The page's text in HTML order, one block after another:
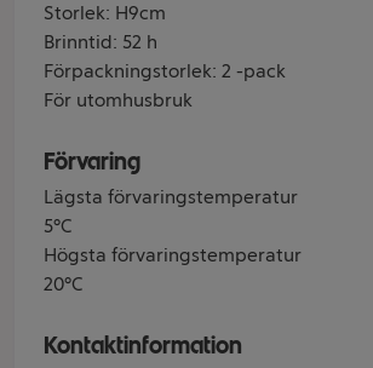
Storlek: H9cm
Brinntid: 52 h
Förpackningstorlek: 2 -pack
För utomhusbruk
Förvaring
Lägsta förvaringstemperatur
5°C
Högsta förvaringstemperatur
20°C
Kontaktinformation